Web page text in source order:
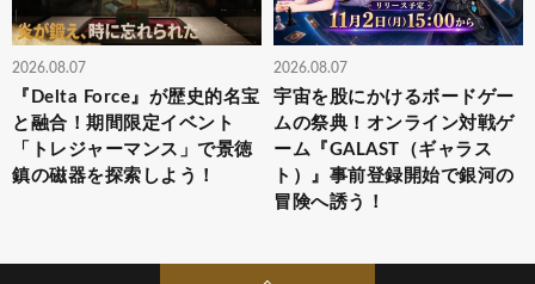
2026.08.07
『Delta Force』が歴史的名宝
と融合！期間限定イベント
「トレジャーマンス」で景徳
鎮の磁器を探索しよう！
2026.08.07
宇宙を股にかけるボードゲー
ムの祭典！オンライン対戦ゲ
ーム『GALAST（ギャラス
ト）』事前登録開始で銀河の
冒険へ誘う！